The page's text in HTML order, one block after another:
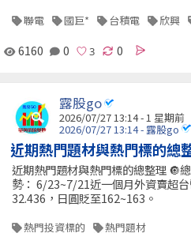
聯電 國巨* 台積電 欣興
6160 0 0
露股go
2026/07/27 13:14 - 1 星期前
2026/07/27 13:14 - 露股go
近期熱門題材與熱門標的總
近期熱門題材與熱門標的總整理 🔘
勢： 6/23~7/21近一個月外資賣超
32.436，日圓貶至162~163。
熱門投資標的 熱門題材